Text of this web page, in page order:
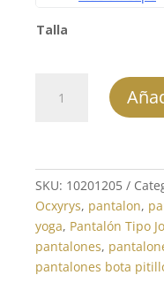
Talla
Camisera
cantidad
SKU: 10201205
Ocxyrys, pantalon,
yoga, Pantalón Tipo
pantalones,
pantalones bota